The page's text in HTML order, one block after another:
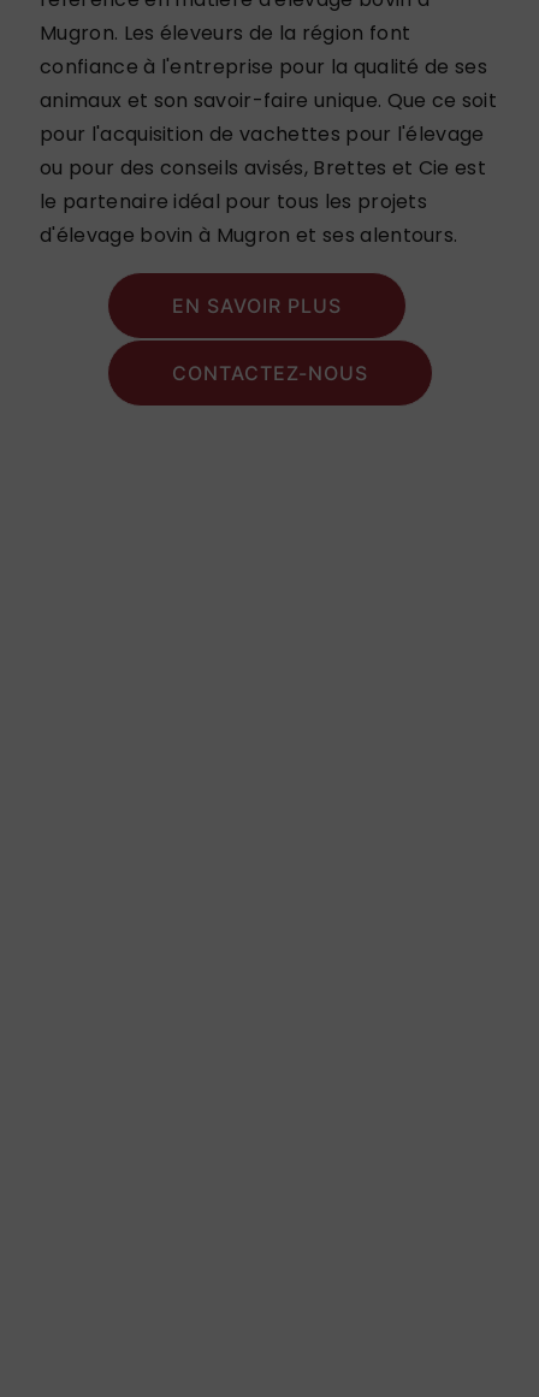
Mugron. Les éleveurs de la région font
confiance à l'entreprise pour la qualité de ses
animaux et son savoir-faire unique. Que ce soit
pour l'acquisition de vachettes pour l'élevage
ou pour des conseils avisés, Brettes et Cie est
le partenaire idéal pour tous les projets
d'élevage bovin à Mugron et ses alentours.
EN SAVOIR PLUS
CONTACTEZ-NOUS